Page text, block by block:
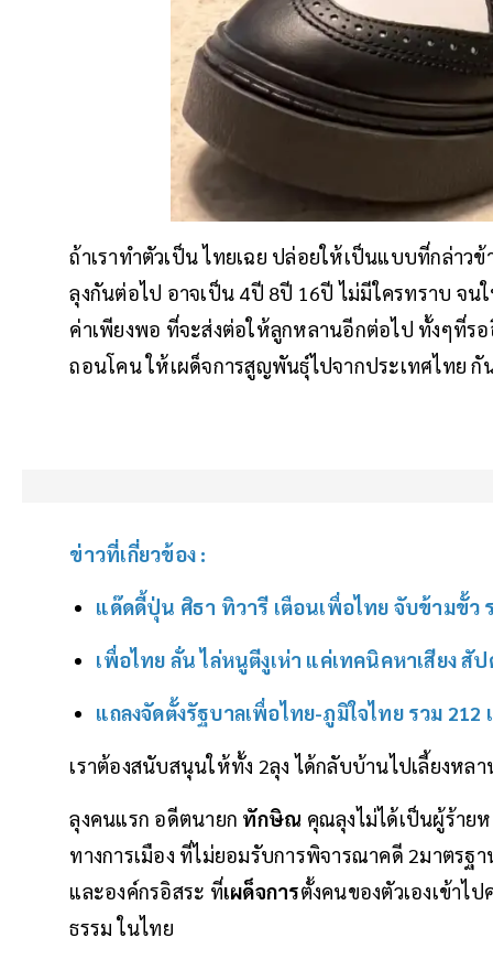
ถ้าเราทำตัวเป็น ไทยเฉย ปล่อยให้เป็นแบบที่กล่าว
ลุงกันต่อไป อาจเป็น 4ปี 8ปี 16ปี ไม่มีใครทราบ จ
ค่าเพียงพอ ที่จะส่งต่อให้ลูกหลานอีกต่อไป ทั้งๆที่รอ
ถอนโคน ให้เผด็จการสูญพันธุ์ไปจากประเทศไทย
ข่าวที่เกี่ยวข้อง :
แด๊ดดี้ปุ่น ศิธา ทิวารี เตือนเพื่อไทย จับข้ามขั้ว
เพื่อไทย ลั่น ไล่หนูตีงูเห่า แค่เทคนิคหาเสียง สั
แถลงจัดตั้งรัฐบาลเพื่อไทย-ภูมิใจไทย รวม 212
เราต้องสนับสนุนให้ทั้ง 2ลุง ได้กลับบ้านไปเลี้ยงหล
ลุงคนแรก อดีตนายก ทักษิณ คุณลุงไม่ได้เป็นผู้ร้าย
ทางการเมือง ที่ไม่ยอมรับการพิจารณาคดี 2มาตรฐ
และองค์กรอิสระ ที่เผด็จการตั้งคนของตัวเองเข้าไ
ธรรม ในไทย